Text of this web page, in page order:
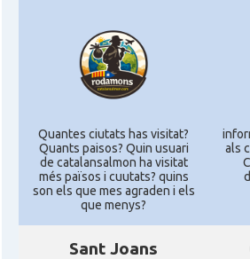
Quantes ciutats has visitat?
Quants paisos? Quin usuari
de catalansalmon ha visitat
més països i cuutats? quins
son els que mes agraden i els
que menys?
als
Sant Joans